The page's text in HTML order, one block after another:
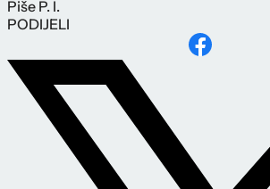
Piše P. I.
PODIJELI